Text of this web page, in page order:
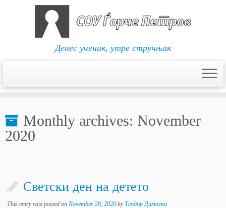
content
Денес ученик, утре стручњак
Monthly archives: November
2020
Светски ден на детето
This entry was posted onNovember 20, 2020 byТеодор Димоски